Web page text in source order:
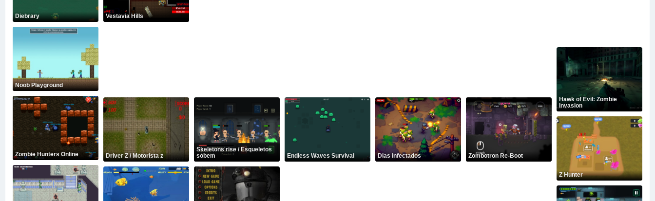
Diebrary
Noob Playground
Zombie Hunters Online
Vestavia Hills
Driver Z / Motorista z
Skeletons rise / Esqueletos
sobem
Endless Waves Survival Dias infectados Zombotron Re-Boot
Hawk of Evil: Zombie
Invasion
Z Hunter